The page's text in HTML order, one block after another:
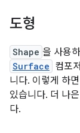
도형
Shape 을 사용
Surface 컴포
니다. 이렇게 하
있습니다. 더 나
다.